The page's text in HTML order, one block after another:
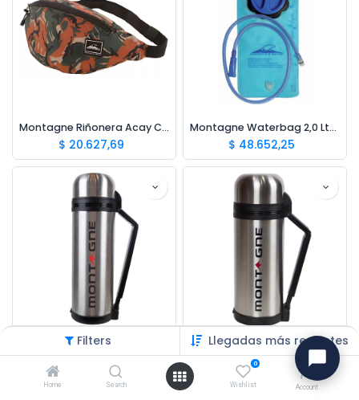
Filters Llegadas más recientes
Home Search
0
Wishlist Account
Montagne Riñonera Acay Camo
$ 20.627,69
Montagne Waterbag 2,0 Lts New
$ 48.652,25
$115.154,01
Montagne Termo con Manija de Acero 1500Cc
$107.195,76